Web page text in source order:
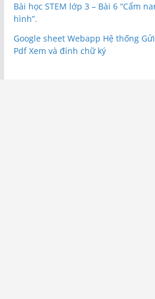
Bài học STEM lớp 3 – Bài 6 “Cẩm
hình”.
Google sheet Webapp Hệ thống
Pdf Xem và đính chữ ký